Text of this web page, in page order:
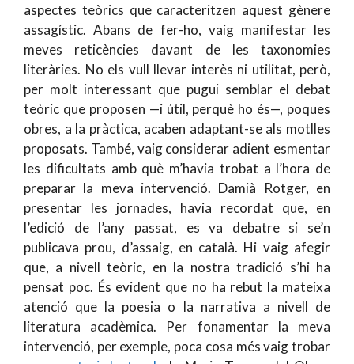
aspectes teòrics que caracteritzen aquest gènere
assagístic. Abans de fer-ho, vaig manifestar les
meves reticències davant de les taxonomies
literàries. No els vull llevar interès ni utilitat, però,
per molt interessant que pugui semblar el debat
teòric que proposen —i útil, perquè ho és—, poques
obres, a la pràctica, acaben adaptant-se als motlles
proposats. També, vaig considerar adient esmentar
les dificultats amb què m’havia trobat a l’hora de
preparar la meva intervenció. Damià Rotger, en
presentar les jornades, havia recordat que, en
l’edició de l’any passat, es va debatre si se’n
publicava prou, d’assaig, en català. Hi vaig afegir
que, a nivell teòric, en la nostra tradició s’hi ha
pensat poc. És evident que no ha rebut la mateixa
atenció que la poesia o la narrativa a nivell de
literatura acadèmica. Per fonamentar la meva
intervenció, per exemple, poca cosa més vaig trobar